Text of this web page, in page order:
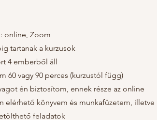
online, Zoom
tartanak a kurzusok
4 emberből áll
60 vagy 90 perces (kurzustól függ)
én biztosítom, ennek része az online
elérhető könyvem és munkafüzetem, illetve
feladatok